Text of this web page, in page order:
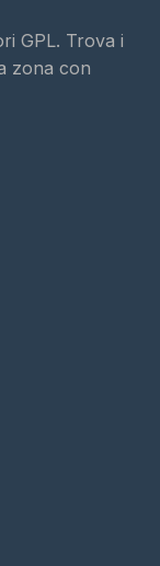
GPL. Trova i
zona con